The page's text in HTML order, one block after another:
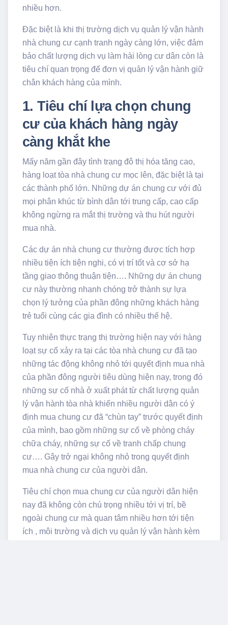
nhiều hơn.
Đặc biệt là khi thị trường dịch vụ quản lý vận hành
nhà chung cư cạnh tranh ngày càng lớn, việc đảm
bảo chất lượng dịch vụ làm hài lòng cư dân còn là
tiêu chí quan trọng để đơn vị quản lý vận hành giữ
chân khách hàng của mình.
1. Tiêu chí lựa chọn chung
cư của khách hàng ngày
càng khắt khe
Mấy năm gần đây tình trạng đô thị hóa tăng cao,
hàng loạt tòa nhà chung cư mọc lên, đặc biệt là tại
các thành phố lớn. Những dự án chung cư với đủ
mọi phân khúc từ bình dân tới trung cấp, cao cấp
không ngừng ra mắt thị trường và thu hút người
mua nhà.
Các dự án nhà chung cư thường được tích hợp
nhiều tiện ích tiện nghi, có vị trí tốt và cơ sở hạ
tầng giao thông thuận tiện…. Những dự án chung
cư này thường nhanh chóng trở thành sự lựa
chọn lý tưởng của phần đông những khách hàng
trẻ tuổi cùng các gia đình có nhiều thế hệ.
Tuy nhiên thực trạng thị trường hiện nay với hàng
loạt sự cố xảy ra tại các tòa nhà chung cư đã tạo
những tác động không nhỏ tới quyết định mua nhà
của phần đông người tiêu dùng hiện nay, trong đó
những sự cố nhà ở xuất phát từ chất lượng quản
lý vận hành tòa nhà khiến nhiều người dân có ý
định mua chung cư đã “chùn tay” trước quyết định
của mình, bao gồm những sự cố về phòng cháy
chữa cháy, những sự cố về tranh chấp chung
cư…. Gây trở ngại không nhỏ trong quyết định
mua nhà chung cư của người dân.
Tiêu chí chọn mua chung cư của người dân hiện
nay đã không còn chú trọng nhiều tới vị trí, bề
ngoài chung cư mà quan tâm nhiều hơn tới tiện
ích , môi trường và dịch vụ quản lý vận hành kèm